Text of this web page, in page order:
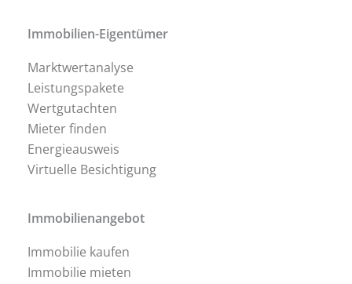
Immobilien-Eigentümer
Marktwertanalyse
Leistungspakete
Wertgutachten
Mieter finden
Energieausweis
Virtuelle Besichtigung
Immobilienangebot
Immobilie kaufen
Immobilie mieten